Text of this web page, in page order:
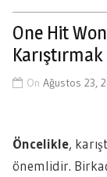
One Hit
On Ağustos 23,
Öncelikle,
önemlidir.